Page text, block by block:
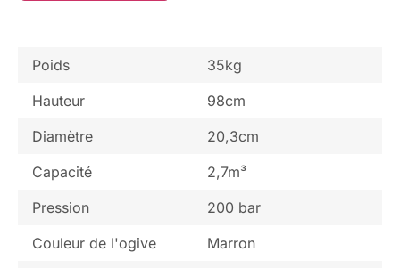
Poids
35kg
Hauteur
98cm
Diamètre
20,3cm
Capacité
2,7m³
Pression
200 bar
Couleur de l'ogive
Marron